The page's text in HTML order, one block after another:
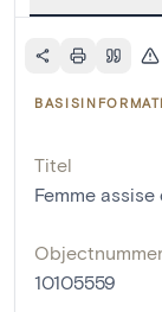
Titel
Femme
10105559